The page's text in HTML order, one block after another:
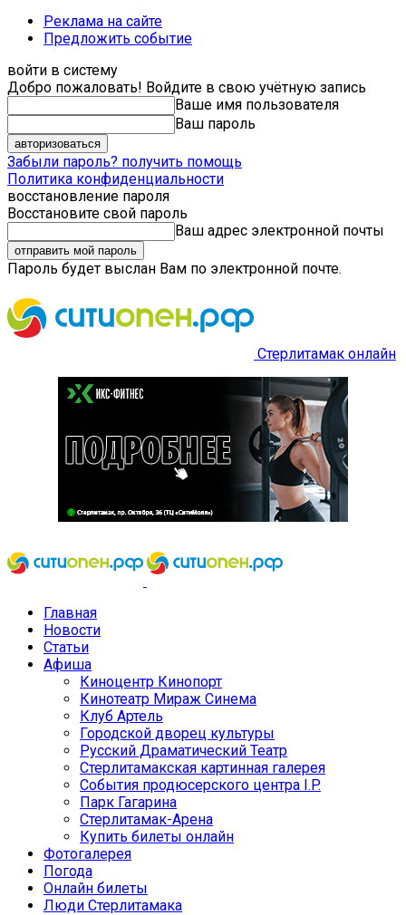
Реклама на сайте
Предложить событие
войти в систему
Добро пожаловать! Войдите в свою учётную запись
Ваше имя пользователя
Ваш пароль
Забыли пароль? получить помощь
Политика конфиденциальности
восстановление пароля
Восстановите свой пароль
Ваш адрес электронной почты
Пароль будет выслан Вам по электронной почте.
Стерлитамак онлайн
Главная
Новости
Статьи
Афиша
Киноцентр Кинопорт
Кинотеатр Мираж Синема
Клуб Артель
Городской дворец культуры
Русский Драматический Театр
Стерлитамакская картинная галерея
События продюсерского центра I.P.
Парк Гагарина
Стерлитамак-Арена
Купить билеты онлайн
Фотогалерея
Погода
Онлайн билеты
Люди Стерлитамака